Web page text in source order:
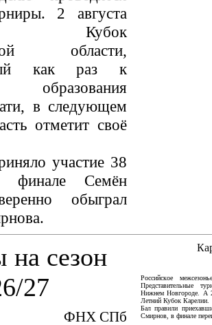
2 августа
Кубок
области,
как раз к
образования
в следующем
отметит своё
участие 38
финале Семён
обыграл
сезон
27
ФНХ СПб
Российское
Представительные
Нижнем Новгороде. А
Летний Кубок Карелии.
Бал правили
Смирнов, в финале